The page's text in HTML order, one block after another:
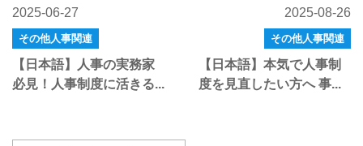
2025-06-27
その他人事関連
【日本語】人事の実務家
必見！人事制度に活きる...
2025-08-26
その他人事関連
【日本語】本気で人事制
度を見直したい方へ 事...